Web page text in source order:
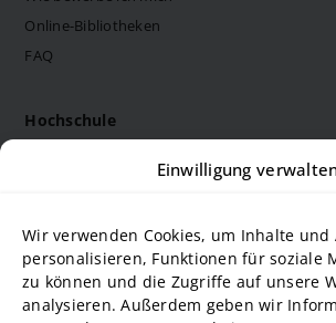
Einwilligung
Wir verwenden Cookies, um Inhalte und
personalisieren, Funktionen für soziale
zu können und die Zugriffe auf unsere
analysieren. Außerdem geben wir
Online-Bibliotheken
FAQ
Hochschule
Die Steinbeis Hochschule
Struktur und Organe
Stellenausschreibungen
Diversity Management